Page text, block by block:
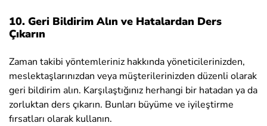
10. Geri Bildirim Alın ve Hatalardan Ders
Çıkarın
Zaman takibi yöntemleriniz hakkında yöneticilerinizden,
meslektaşlarınızdan veya müşterilerinizden düzenli olarak
geri bildirim alın. Karşılaştığınız herhangi bir hatadan ya da
zorluktan ders çıkarın. Bunları büyüme ve iyileştirme
fırsatları olarak kullanın.